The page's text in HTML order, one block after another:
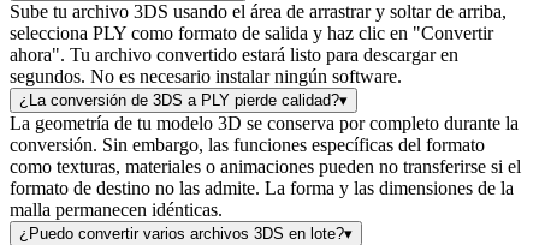
Sube tu archivo 3DS usando el área de arrastrar y soltar de arriba,
selecciona PLY como formato de salida y haz clic en "Convertir
ahora". Tu archivo convertido estará listo para descargar en
segundos. No es necesario instalar ningún software.
¿La conversión de 3DS a PLY pierde calidad?▾
La geometría de tu modelo 3D se conserva por completo durante la
conversión. Sin embargo, las funciones específicas del formato
como texturas, materiales o animaciones pueden no transferirse si el
formato de destino no las admite. La forma y las dimensiones de la
malla permanecen idénticas.
¿Puedo convertir varios archivos 3DS en lote?▾